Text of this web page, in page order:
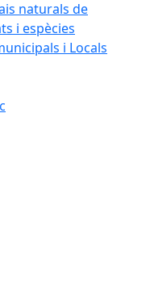
naturals de
i espècies
i Locals